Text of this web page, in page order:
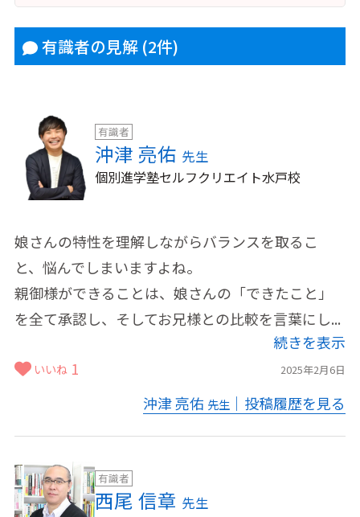
有識者の見解 (2件)
有識者
沖津 亮佑 先生
個別進学塾セルフクリエイト水戸校
娘さんの特性を理解しながらバランスを取るこ
と、悩んでしまいますよね。
親御様ができることは、娘さんの「できたこと」
を全て承認し、そしてお兄様との比較を言葉にし...
続きを表示
2025年2月6日
いいね 1
沖津 亮佑 先生 ｜投稿履歴を見る
有識者
西尾 信章 先生